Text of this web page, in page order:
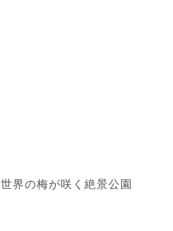
世界の梅が咲く絶景公園